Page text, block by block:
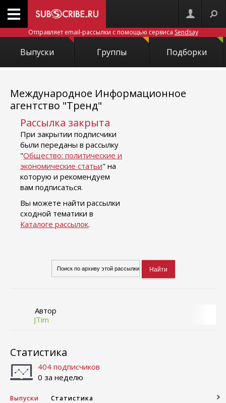
Отправляет email-рассылки с помощью сервиса Sendsay
Выпуски Группы Подборки
Международное Информационное
агентство "Тренд"
Рассылка закрыта
При закрытии подписчики
были переданы в рассылку
"Общество: политические и
экономические статьи" на
которую и рекомендуем
вам подписаться.
Вы можете найти рассылки
сходной тематики в
Каталоге рассылок.
Автор
JTim
Статистика
404 подписчиков
0 за неделю
Выпуски Статистика